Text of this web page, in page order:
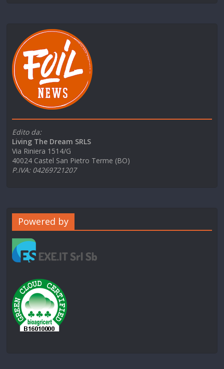
Edito da:
Living The Dream SRLS
Via Riniera 1514/G
40024 Castel San Pietro Terme (BO)
P.IVA: 04269721207
Powered by